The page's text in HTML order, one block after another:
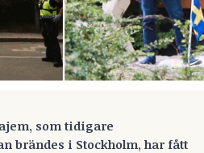
som tidigare
brändes i Stockholm, har fått